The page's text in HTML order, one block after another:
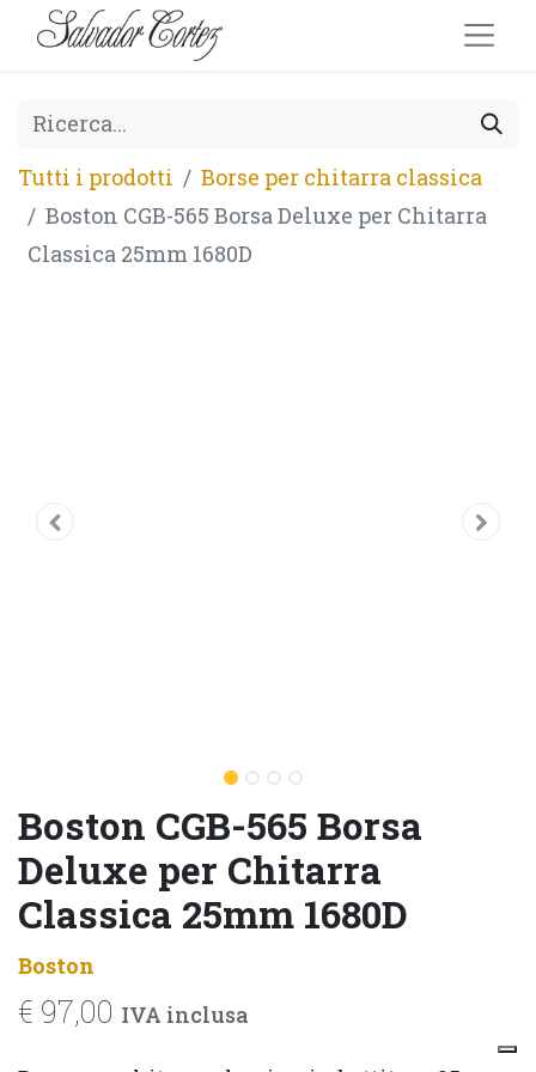
Tutti i prodotti
Borse per chitarra classica
Boston CGB-565 Borsa Deluxe per Chitarra
Classica 25mm 1680D
Boston CGB-565 Borsa
Deluxe per Chitarra
Classica 25mm 1680D
Boston
€ 97,00 IVA inclusa